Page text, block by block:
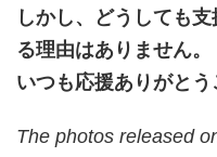
しかし、どうしても
る理由はありません。
いつも応援ありがとう
The photos released